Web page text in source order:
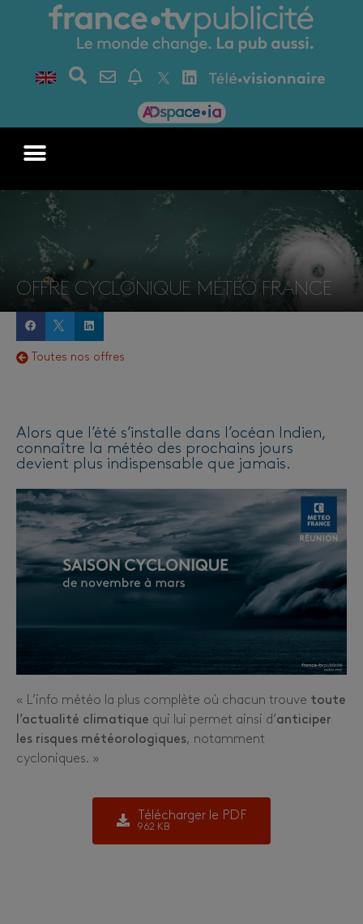
OFFRE CYCLONIQUE MÉTÉO FRANCE
Toutes nos offres
Alors que l’été s’installe dans l’océan Indien,
connaître la météo des prochains jours
devient plus indispensable que jamais.
« L’info météo la plus complète où chacun trouve toute
l’actualité climatique qui lui permet ainsi d’anticiper
les risques météorologiques, notamment
cycloniques. »
Télécharger le PDF
962 KB